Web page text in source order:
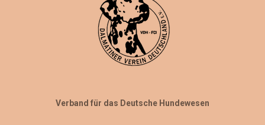
Verband für das Deutsche Hundewesen